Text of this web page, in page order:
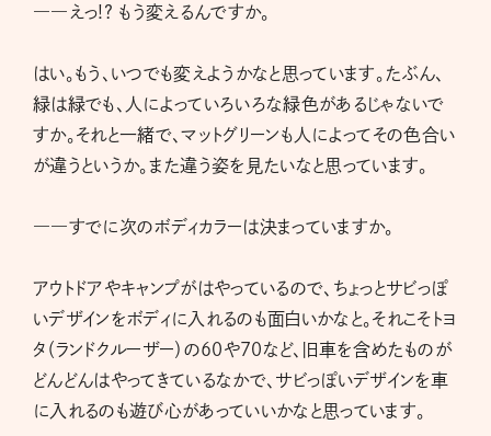
――えっ!? もう変えるんですか。
はい。もう、いつでも変えようかなと思っています。たぶん、
緑は緑でも、人によっていろいろな緑色があるじゃないで
すか。それと一緒で、マットグリーンも人によってその色合い
が違うというか。また違う姿を見たいなと思っています。
――すでに次のボディカラーは決まっていますか。
アウトドアやキャンプがはやっているので、ちょっとサビっぽ
いデザインをボディに入れるのも面白いかなと。それこそトヨ
タ（ランドクルーザー）の60や70など、旧車を含めたものが
どんどんはやってきているなかで、サビっぽいデザインを車
に入れるのも遊び心があっていいかなと思っています。